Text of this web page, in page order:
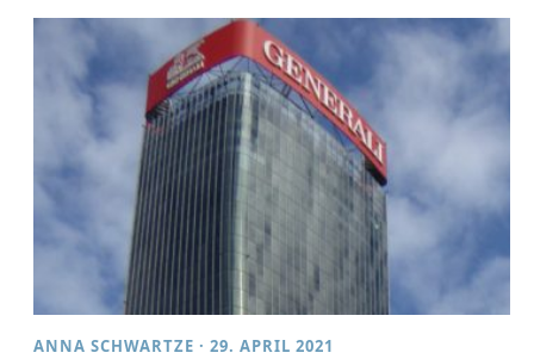
ANNA SCHWARTZE ·29. APRIL 2021